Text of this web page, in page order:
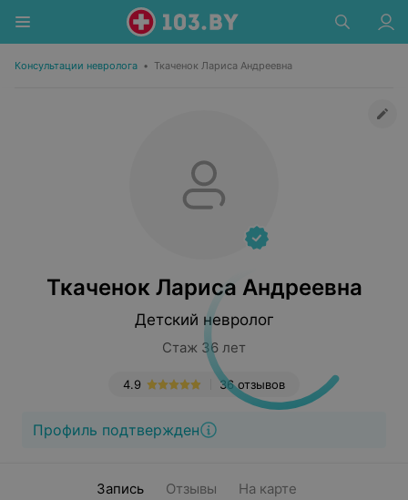
Консультации невролога • Ткаченок Лариса Андреевна
Ткаченок Лариса Андреевна
Детский невролог
Стаж 36 лет
36 отзывов
4.9
Профиль подтвержден
Запись Отзывы На карте